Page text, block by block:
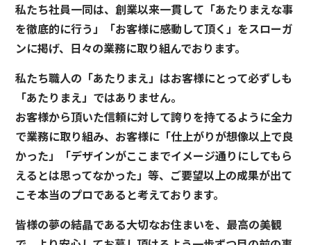
私たち社員一同は、創業以来一貫して「あたりまえな事
を徹底的に行う」「お客様に感動して頂く」をスローガ
ンに掲げ、日々の業務に取り組んでおります。
私たち職人の「あたりまえ」はお客様にとって必ずしも
「あたりまえ」ではありません。
お客様から頂いた信頼に対して誇りを持てるように全力
で業務に取り組み、お客様に「仕上がりが想像以上で良
かった」「デザインがここまでイメージ通りにしてもら
えるとは思ってなかった」等、ご要望以上の成果が出て
こそ本当のプロであると考えております。
皆様の夢の結晶である大切なお住まいを、最高の美観